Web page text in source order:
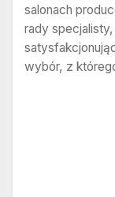
salonach
rady
wybór, z